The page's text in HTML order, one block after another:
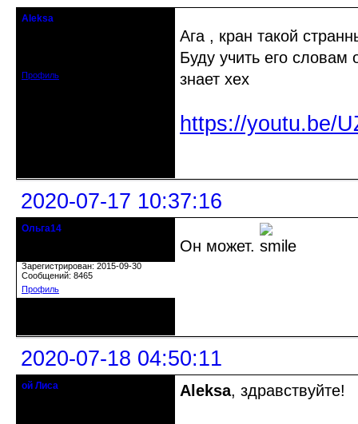
Aleksa
Профиль
Ага , кран такой
Буду учить его словам
знает хех
https://youtu.be/
2020-07-17 10:37:16
Ольга14
Зарегистрирован: 2015-09-30
Сообщений: 8465
Профиль
Он может.
2020-07-18 04:50:11
ой Лиса Aleksa, здравствуйте!